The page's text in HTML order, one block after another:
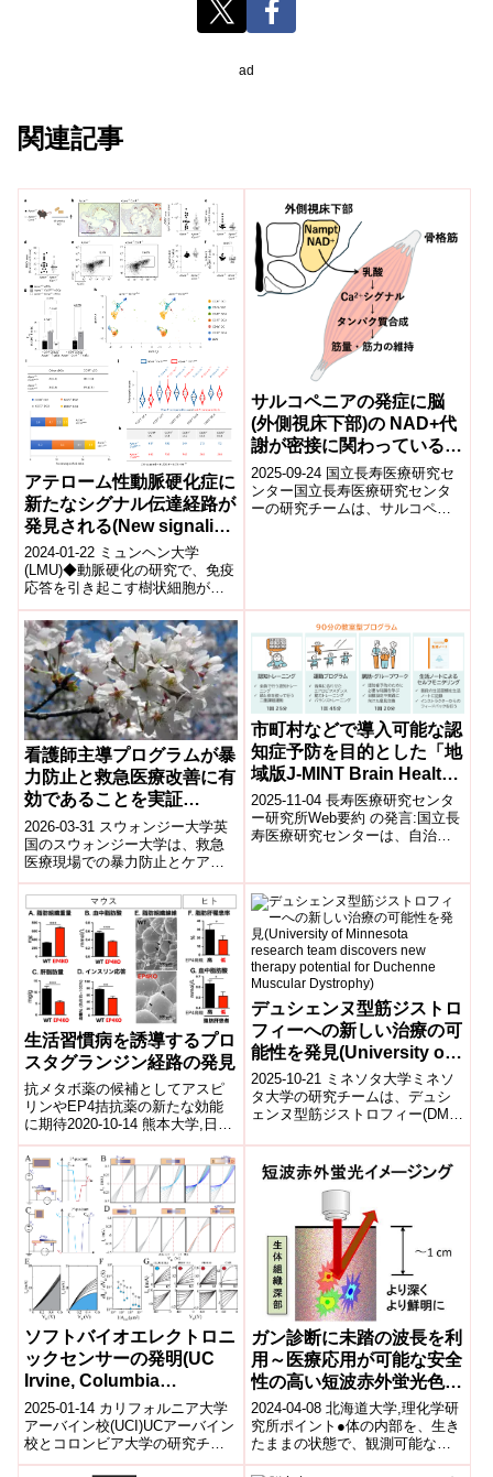
ad
関連記事
アテローム性動脈硬化症に
新たなシグナル伝達経路が
発見される(New signaling
pathway uncovered,
shedding fresh light on
atherosclerosis)
2024-01-22 ミュンヘン大学
(LMU)◆動脈硬化の研究で、免疫
応答を引き起こす樹状細胞が生
成するCCL17というシグナリン
グタンパク質が、心血管疾患の
進...
サルコペニアの発症に脳
(外側視床下部)の NAD+代
謝が密接に関わっているこ
とを発見 ～サルコペニア
が発症する新しいメカニズ
ムに関する研究が Journal
2025-09-24 国立長寿医療研究セ
ンター国立長寿医療研究センタ
ーの研究チームは、サルコペニ
看護師主導プログラムが暴
力防止と救急医療改善に有
効であることを実証
（Nurse-led programme
helps prevents violence
and improves emergency
care）
2026-03-31 スウォンジー大学英
国のスウォンジー大学は、救急
医療現場での暴力防止とケア向
上を目的とした看護師主導プロ
グラムの効果を報告した。本プ
ログラム...
市町村などで導入可能な認
知症予防を目的とした「地
域版J-MINT Brain Health
プログラム」を新たに開発
2025-11-04 長寿医療研究センタ
ー研究所Web要約 の発言:国立長
寿医療研究センターは、自治体
生活習慣病を誘導するプロ
スタグランジン経路の発見
抗メタボ薬の候補としてアスピ
リンやEP4拮抗薬の新たな効能
に期待2020-10-14 熊本大学,日本
医療研究開発機構ポイント プロ
スタグランジン(PG)E2*1...
デュシェンヌ型筋ジストロ
フィーへの新しい治療の可
能性を発見(University of
Minnesota research team
discovers new therapy
potential for Duchenne
Muscular Dystrophy)
2025-10-21 ミネソタ大学ミネソ
タ大学の研究チームは、デュシ
ェンヌ型筋ジストロフィー(DMD)
ブラシ高分子」と呼ばれる分岐
構...
ソフトバイオエレクトロニ
ックセンサーの発明(UC
Irvine, Columbia
University Researchers
Invent Soft, Bioelectronic
Sensor Implant)
2025-01-14 カリフォルニア大学
アーバイン校(UCI)UCアーバイン
校とコロンビア大学の研究チー
ムは、柔軟で生体適合性の高い
ガン診断に未踏の波長を利
用～医療応用が可能な安全
性の高い短波赤外蛍光色素
を開発～
2024-04-08 北海道大学,理化学研
究所ポイント●体の内部を、生き
たままの状態で、観測可能な未
踏の波長の光の利用に成功。●体